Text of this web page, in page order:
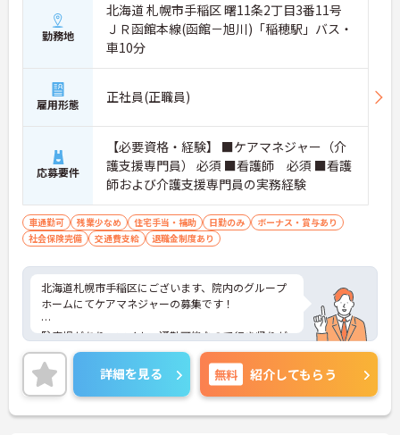
勤務地
北海道 札幌市手稲区 曙11条2丁目3番11号
ＪＲ函館本線(函館－旭川)「稲穂駅」バス・
車10分
雇用形態 正社員(正職員)
応募要件
【必要資格・経験】 ■ケアマネジャー（介
護支援専門員） 必須 ■看護師 必須 ■看護
師および介護支援専門員の実務経験
車通勤可 残業少なめ 住宅手当・補助 日勤のみ
ボーナス・賞与あり
社会保険完備
交通費支給 退職金制度あり
北海道札幌市手稲区にございます、院内のグループ
ホームにてケアマネジャーの募集です！
駐車場があり、マイカー通勤可能なので行き帰りが
便利です♪
賞与・昇給あり！頑張りをしっかりと評価している
ので、モチベーションを保ちやすい環境です★
詳細を見る 無料 紹介してもらう